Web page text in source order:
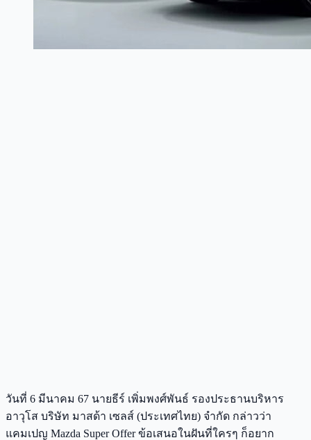
วันที่ 6 มีนาคม 67 นายธีร์ เพิ่มพงศ์พันธ์ รองประธานบริหาร
อาวุโส บริษัท มาสด้า เซลส์ (ประเทศไทย) จำกัด กล่าวว่า
แคมเปญ Mazda Super Offer ข้อเสนอในฝันที่ใครๆ ก็อยาก